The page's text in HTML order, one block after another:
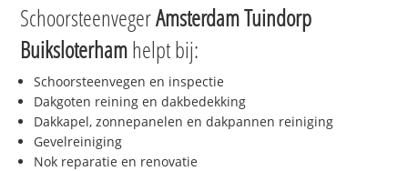
SchoorsteenvegerAmsterdam Tuindorp
Buiksloterhamhelpt bij:
Schoorsteenvegen en inspectie
Dakgoten reining en dakbedekking
Dakkapel, zonnepanelen en dakpannen reiniging
Gevelreiniging
Nok reparatie en renovatie